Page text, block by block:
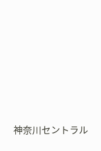
神奈川セントラル